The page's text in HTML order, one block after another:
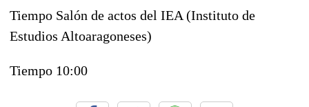
Tiempo Salón de actos del IEA (Instituto de
Estudios Altoaragoneses)
Tiempo 10:00